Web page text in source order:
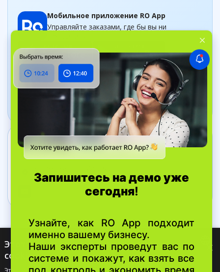
Мобильное приложение RO App
Управляйте заказами, где бы вы ни
Приложение Дашборд
Следите за бизнесом в рельном времени
Связаться с нами
Великобритания
© 2026 RO App
×
Этот веб-сайт использует файлы
cookie
Этот веб-сайт использует файлы cookie для улучшения